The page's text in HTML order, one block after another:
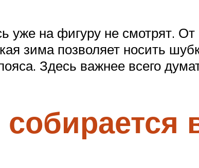
уже на фигуру не смотрят.
зима позволяет носить
Здесь важнее всего